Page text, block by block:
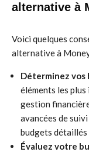
alternative à
Voici quelques
alternative à
Déterminez vos
éléments les
gestion
avancées de
budgets détaillés
Évaluez votre